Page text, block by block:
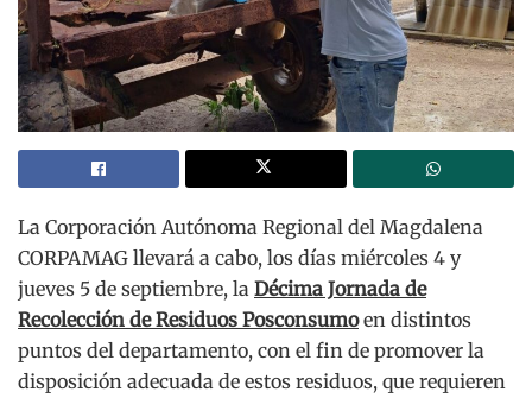
La Corporación Autónoma Regional del Magdalena
CORPAMAG llevará a cabo, los días miércoles 4 y
jueves 5 de septiembre, la Décima Jornada de
Recolección de Residuos Posconsumoen distintos
puntos del departamento, con el fin de promover la
disposición adecuada de estos residuos, que requieren